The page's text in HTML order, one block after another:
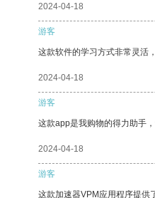
2024-04-18
游客
这款软件的学习方式非常灵活
2024-04-18
游客
这款app是我购物的得力助手
2024-04-18
游客
这款加速器VPM应用程序提供